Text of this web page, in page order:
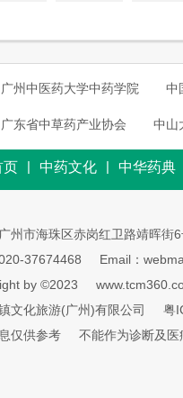
广州中医药大学中药学院 中
广东省中草药产业协会 中山
页 | 中药文化 | 中华药典
州市海珠区赤岗红卫路靖晖街
37674468
Email：
by ©2023
文化旅游(广州)有限公司
粤
仅供参考
不能作为诊断及医